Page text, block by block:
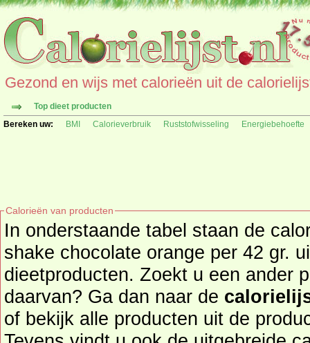
Gezond en wijs met calorieën uit de
Top dieet producten
Bereken uw:
BMI Calorieverbruik Ruststofwisseling Energiebehoefte
Calorieën van producten
In onderstaande tabel staan de
shake chocolate orange per 42 gr.
dieetproducten. Zoekt u een ander product en de calorieën
daarvan? Ga dan naar de
of bekijk alle producten uit de